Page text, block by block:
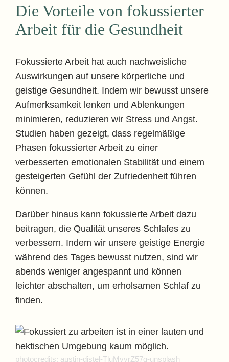
Die Vorteile von fokussierter
Arbeit für die Gesundheit
Fokussierte Arbeit hat auch nachweisliche
Auswirkungen auf unsere körperliche und
geistige Gesundheit. Indem wir bewusst unsere
Aufmerksamkeit lenken und Ablenkungen
minimieren, reduzieren wir Stress und Angst.
Studien haben gezeigt, dass regelmäßige
Phasen fokussierter Arbeit zu einer
verbesserten emotionalen Stabilität und einem
gesteigerten Gefühl der Zufriedenheit führen
können.
Darüber hinaus kann fokussierte Arbeit dazu
beitragen, die Qualität unseres Schlafes zu
verbessern. Indem wir unsere geistige Energie
während des Tages bewusst nutzen, sind wir
abends weniger angespannt und können
leichter abschalten, um erholsamen Schlaf zu
finden.
photocredits: austin-distel-TluMvvrZ57g-unsplash